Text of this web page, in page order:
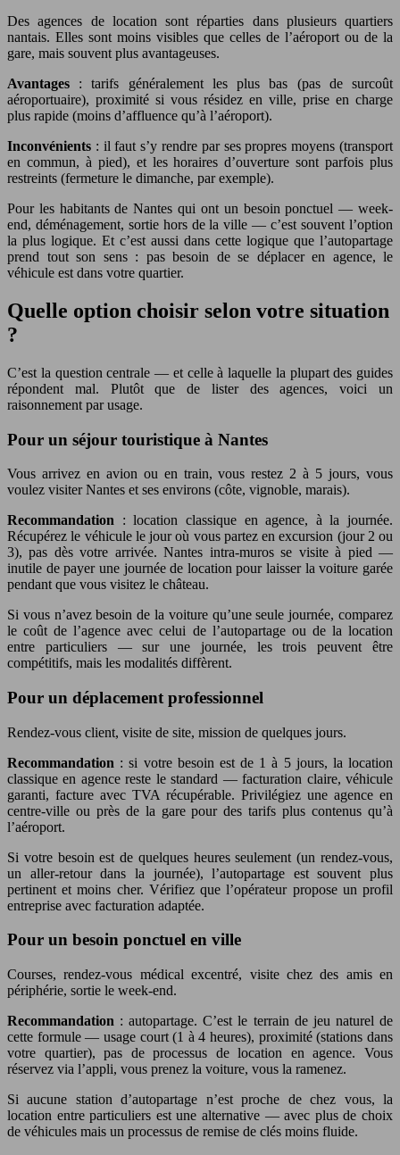
Des agences de location sont réparties dans plusieurs quartiers
nantais. Elles sont moins visibles que celles de l’aéroport ou de la
gare, mais souvent plus avantageuses.
Avantages : tarifs généralement les plus bas (pas de surcoût
aéroportuaire), proximité si vous résidez en ville, prise en charge
plus rapide (moins d’affluence qu’à l’aéroport).
Inconvénients : il faut s’y rendre par ses propres moyens (transport
en commun, à pied), et les horaires d’ouverture sont parfois plus
restreints (fermeture le dimanche, par exemple).
Pour les habitants de Nantes qui ont un besoin ponctuel — week-
end, déménagement, sortie hors de la ville — c’est souvent l’option
la plus logique. Et c’est aussi dans cette logique que l’autopartage
prend tout son sens : pas besoin de se déplacer en agence, le
véhicule est dans votre quartier.
Quelle option choisir selon votre situation
?
C’est la question centrale — et celle à laquelle la plupart des guides
répondent mal. Plutôt que de lister des agences, voici un
raisonnement par usage.
Pour un séjour touristique à Nantes
Vous arrivez en avion ou en train, vous restez 2 à 5 jours, vous
voulez visiter Nantes et ses environs (côte, vignoble, marais).
Recommandation : location classique en agence, à la journée.
Récupérez le véhicule le jour où vous partez en excursion (jour 2 ou
3), pas dès votre arrivée. Nantes intra-muros se visite à pied —
inutile de payer une journée de location pour laisser la voiture garée
pendant que vous visitez le château.
Si vous n’avez besoin de la voiture qu’une seule journée, comparez
le coût de l’agence avec celui de l’autopartage ou de la location
entre particuliers — sur une journée, les trois peuvent être
compétitifs, mais les modalités diffèrent.
Pour un déplacement professionnel
Rendez-vous client, visite de site, mission de quelques jours.
Recommandation : si votre besoin est de 1 à 5 jours, la location
classique en agence reste le standard — facturation claire, véhicule
garanti, facture avec TVA récupérable. Privilégiez une agence en
centre-ville ou près de la gare pour des tarifs plus contenus qu’à
l’aéroport.
Si votre besoin est de quelques heures seulement (un rendez-vous,
un aller-retour dans la journée), l’autopartage est souvent plus
pertinent et moins cher. Vérifiez que l’opérateur propose un profil
entreprise avec facturation adaptée.
Pour un besoin ponctuel en ville
Courses, rendez-vous médical excentré, visite chez des amis en
périphérie, sortie le week-end.
Recommandation : autopartage. C’est le terrain de jeu naturel de
cette formule — usage court (1 à 4 heures), proximité (stations dans
votre quartier), pas de processus de location en agence. Vous
réservez via l’appli, vous prenez la voiture, vous la ramenez.
Si aucune station d’autopartage n’est proche de chez vous, la
location entre particuliers est une alternative — avec plus de choix
de véhicules mais un processus de remise de clés moins fluide.